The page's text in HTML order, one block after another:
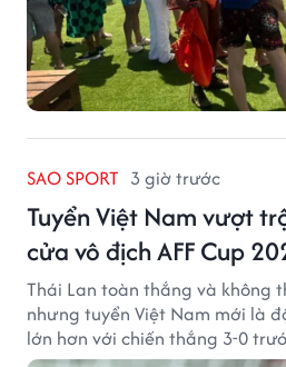
SAO SPORT 3 giờ trước
Tuyển Việt Nam vượt
cửa vô địch AFF Cup
Thái Lan toàn thắng và không
nhưng tuyển Việt Nam mới là
lớn hơn với chiến thắng 3-0